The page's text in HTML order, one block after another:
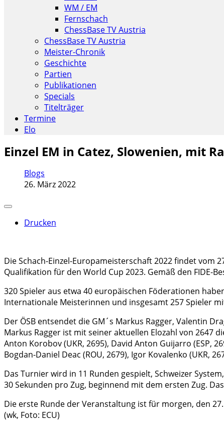
WM / EM
Fernschach
ChessBase TV Austria
ChessBase TV Austria
Meister-Chronik
Geschichte
Partien
Publikationen
Specials
Titelträger
Termine
Elo
Einzel EM in Catez, Slowenien, mit
Blogs
26. März 2022
Drucken
Die Schach-Einzel-Europameisterschaft 2022 findet vom
Qualifikation für den World Cup 2023. Gemäß den FIDE-
320 Spieler aus etwa 40 europäischen Föderationen
Internationale Meisterinnen und insgesamt 257 Spieler
Der ÖSB entsendet die GM´s Markus Ragger, Valentin
Markus Ragger ist mit seiner aktuellen Elozahl von 2647
Anton Korobov (UKR, 2695), David Anton Guijarro (ESP,
Bogdan-Daniel Deac (ROU, 2679), Igor Kovalenko (UKR,
Das Turnier wird in 11 Runden gespielt, Schweizer
30 Sekunden pro Zug, beginnend mit dem ersten Zug.
Die erste Runde der Veranstaltung ist für morgen, den
(wk, Foto: ECU)